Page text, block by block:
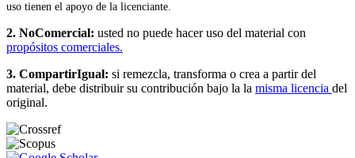
uso tienen el apoyo de la licenciante.
2. NoComercial: usted no puede hacer uso del material con
propósitos comerciales.
3. CompartirIgual: si remezcla, transforma o crea a partir del
material, debe distribuir su contribución bajo la la misma licencia del
original.